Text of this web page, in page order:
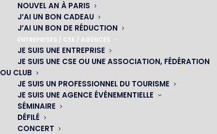
NOUVEL AN À PARIS
J’AI UN BON CADEAU
J’AI UN BON DE RÉDUCTION
ENTREPRISES / CSE / AGENCES
JE SUIS UNE ENTREPRISE
JE SUIS UNE CSE OU UNE ASSOCIATION, FÉDÉRATION
OU CLUB
JE SUIS UN PROFESSIONNEL DU TOURISME
JE SUIS UNE AGENCE ÉVÉNEMENTIELLE
SÉMINAIRE
DÉFILÉ
CONCERT
OH! CÉSAR
|
23 avenue du Maine 75015 PARIS